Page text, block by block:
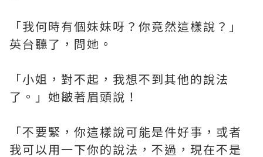
「我何時有個妹妹呀？你竟然這樣說？」
英台聽了，問她。
「小姐，對不起，我想不到其他的說法
了。」她皺著眉頭說！
「不要緊，你這樣說可能是件好事，或者
我可以用一下你的說法，不過，現在不是